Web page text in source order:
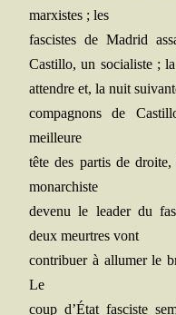
mar­xistes ; les
fas­cistes de Madrid
Cas­tillo, un socia­liste ;
attendre et, la nuit
com­pa­gnons de
meilleure
tête des par­tis de
monarchiste
deve­nu le lea­der du
deux meurtres vont
contri­buer à allu­mer le
Le
coup d’État fas­ciste